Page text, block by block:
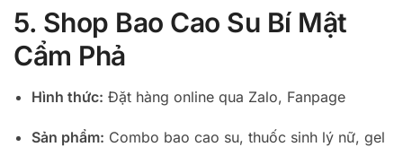
5. Shop Bao Cao Su Bí Mật
Cẩm Phả
Hình thức: Đặt hàng online qua Zalo, Fanpage
Sản phẩm: Combo bao cao su, thuốc sinh lý nữ, gel